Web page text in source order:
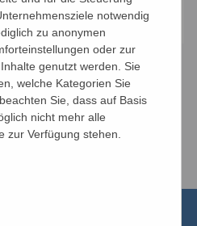
Anmelden
notwendig
zu anonymen
oder zur
genutzt werden. Sie
welche Kategorien Sie
Sie, dass auf Basis
nicht mehr alle
zur Verfügung stehen.